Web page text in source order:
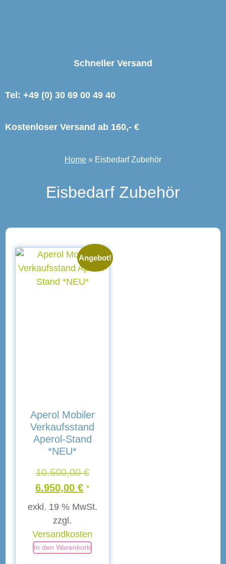
Unsere Produktauswahl
offen und deckt alle
Schneller Versand
Tel: +49 (0) 30 69 00 49 40
Kostenloser Versand ab 160,- €
Home » Eisbedarf Zubehör
Eisbedarf Zubehör
Angebot!
Aperol Mobiler
Verkaufsstand
Aperol-Stand
*NEU*
10.500,00€
6.950,00€ *
exkl. 19 % MwSt.
zzgl.
Versandkosten
In den Warenkorb